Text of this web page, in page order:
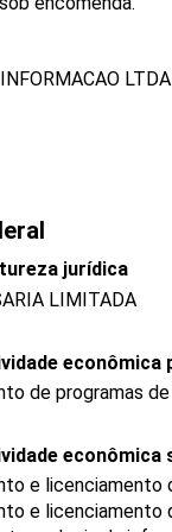
jurídica
LIMITADA
econômica
de programas
econômica
e licenciamento
e licenciamento